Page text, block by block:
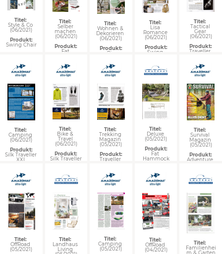
Titel:
Familienhei
Titel:
OffRoad
(04/2021)
Titel:
Camping
(05/2021)
Titel:
Landhaus
Living
Titel:
OffRoad
(05/2021)
Titel:
Survival
Magazin
(05/2021)
Produkt:
Adventure
Titel:
Deluxe
(05/2021)
Produkt:
Fat
Hammock
Titel:
Trekking
Magazin
(05/2021)
Produkt:
Traveller
Titel:
Bike &
Travel
(06/2021)
Produkt:
Silk Traveller
Titel:
Camping
(06/2021)
Produkt:
Silk Traveller
XXL
Titel:
Lisa
Romance
(06/2021)
Produkt:
Swing
Titel:
Wohnen &
Dekorieren
(06/2021)
Produkt:
Rio
Titel:
Selber
machen
(06/2021)
Produkt:
Fat
Titel:
Style & Co
(06/2021)
Produkt:
Swing Chair
Titel:
Tactical
Gear
(06/2021)
Produkt:
Traveller